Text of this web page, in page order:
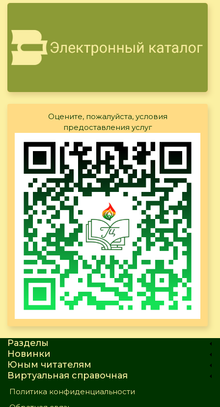
Оцените, пожалуйста, условия
предоставления услуг
Разделы
Новинки
Юным читателям
Виртуальная справочная
Политика конфиденциальности